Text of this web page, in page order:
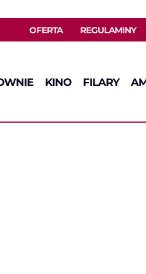
OFERTA REGULAMINY
KINO FILARY